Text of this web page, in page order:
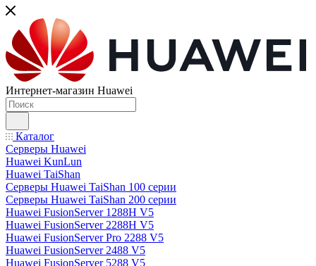
Интернет-магазин Huawei
Каталог
Серверы Huawei
Huawei KunLun
Huawei TaiShan
Серверы Huawei TaiShan 100 серии
Серверы Huawei TaiShan 200 серии
Huawei FusionServer 1288H V5
Huawei FusionServer 2288H V5
Huawei FusionServer Pro 2288 V5
Huawei FusionServer 2488 V5
Huawei FusionServer 5288 V5